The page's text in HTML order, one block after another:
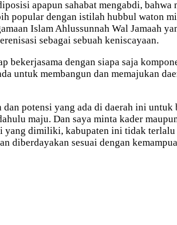
apapun sahabat mengabdi, bahwa
popular dengan istilah hubbul waton
Islam Ahlussunnah Wal Jamaah
sebagai sebuah keniscayaan.
dengan siapa saja
untuk membangun dan memajukan
potensi yang ada di daerah ini untuk
maju. Dan saya minta kader
yang dimiliki, kabupaten ini tidak terlalu
diberdayakan sesuai dengan